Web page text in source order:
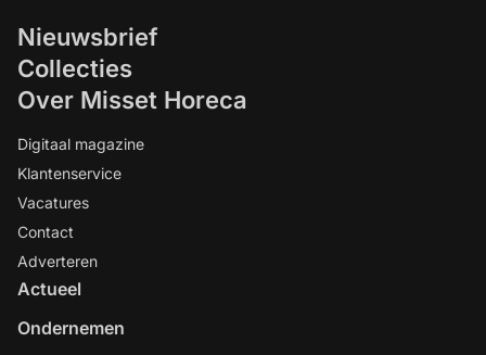
Nieuwsbrief
Collecties
Over Misset Horeca
Digitaal magazine
Klantenservice
Vacatures
Contact
Adverteren
Actueel
Ondernemen